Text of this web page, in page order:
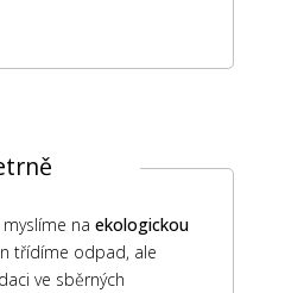
na ekologickou
třídíme odpad, ale
ve sběrných